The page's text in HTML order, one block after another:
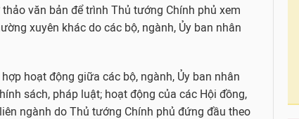
văn bản để trình Thủ tướng Chính phủ xem
xuyên khác do các bộ, ngành, Ủy ban nhân
hoạt động giữa các bộ, ngành, Ủy ban nhân
sách, pháp luật; hoạt động của các Hội đồng,
ngành do Thủ tướng Chính phủ đứng đầu theo